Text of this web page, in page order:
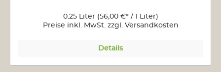
0.25 Liter (56,00 €* / 1 Liter)
Preise inkl. MwSt. zzgl. Versandkosten
Details